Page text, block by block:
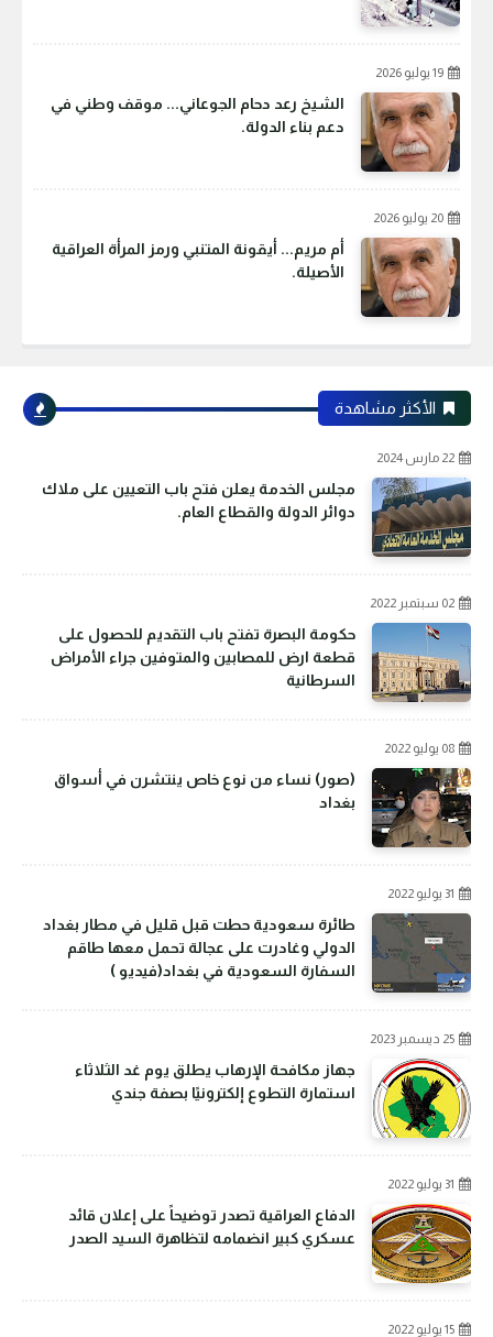
19 يوليو 2026
الشيخ رعد دحام الجوعاني... موقف وطني في
دعم بناء الدولة.
20 يوليو 2026
أم مريم... أيقونة المتنبي ورمز المرأة العراقية
الأصيلة.
الأكثر مشاهدة
22 مارس 2024
مجلس الخدمة يعلن فتح باب التعيين على ملاك
دوائر الدولة والقطاع العام.
02 سبتمبر 2022
حكومة البصرة تفتح باب التقديم للحصول على
قطعة ارض للمصابين والمتوفين جراء الأمراض
السرطانية
08 يوليو 2022
(صور) نساء من نوع خاص ينتشرن في أسواق
بغداد
31 يوليو 2022
طائرة سعودية حطت قبل قليل في مطار بغداد
الدولي وغادرت على عجالة تحمل معها طاقم
السفارة السعودية في بغداد(فيديو )
25 ديسمبر 2023
جهاز مكافحة الإرهاب يطلق يوم غد الثلاثاء
استمارة التطوع إلكترونيًا بصفة جندي
31 يوليو 2022
الدفاع العراقية تصدر توضيحاً على إعلان قائد
عسكري كبير انضمامه لتظاهرة السيد الصدر
15 يوليو 2022